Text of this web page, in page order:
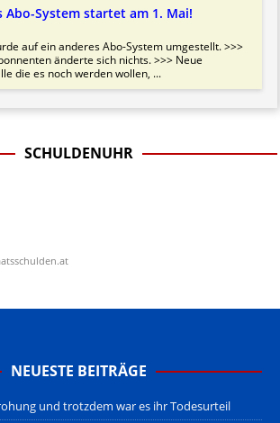
Abo-System startet am 1. Mai!
auf ein anderes Abo-System umgestellt. >>>
änderte sich nichts. >>> Neue
die es noch werden wollen, ...
SCHULDENUHR
NEUESTE BEITRÄGE
und trotzdem war es ihr Todesurteil